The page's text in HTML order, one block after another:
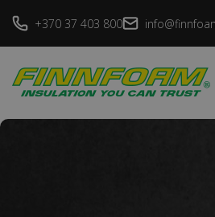
+370 37 403 800